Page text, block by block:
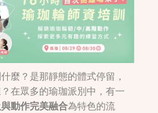
麼？是那靜態的體式停留，
在眾多的瑜珈派別中，有一
動作完美融合為特色的流